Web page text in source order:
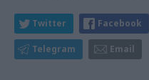
Twitter Facebook
Telegram Email